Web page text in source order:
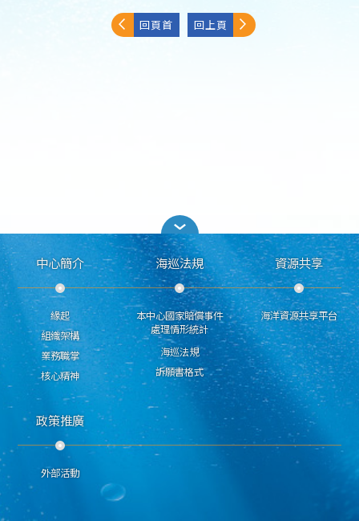
回頁首 回上頁
中心簡介
緣起
組織架構
業務職掌
核心精神
海巡法規
本中心國家賠償事件
處理情形統計
海巡法規
訴願書格式
資源共享
海洋資源共享平台
政策推廣
外部活動